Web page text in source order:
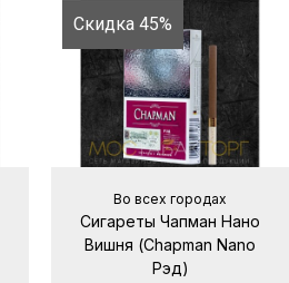
Скидка 45%
Во всех городах
Сигареты Чапман Нано
Вишня (Chapman Nano
Рэд)